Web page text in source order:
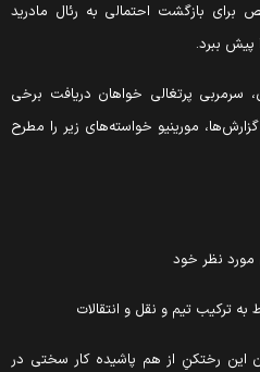
بازگشت احتمالی به رئال مادرید
ببرد.
پرتغالی خواهان دریافت برخی
مورینیو خواسته‌های زیر را مطرح
نظر خود
ترکیب تیم و نقل و انتقالات
رختکنِ از هم پاشیده کار سختی در